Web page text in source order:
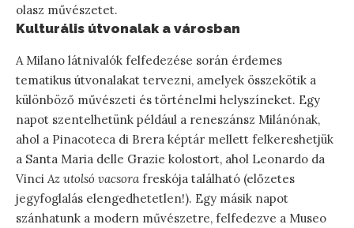
olasz művészetet.
Kulturális útvonalak a városban
A Milano látnivalók felfedezése során érdemes
tematikus útvonalakat tervezni, amelyek összekötik a
különböző művészeti és történelmi helyszíneket. Egy
napot szentelhetünk például a reneszánsz Milánónak,
ahol a Pinacoteca di Brera képtár mellett felkereshetjük
a Santa Maria delle Grazie kolostort, ahol Leonardo da
Vinci Az utolsó vacsora freskója található (előzetes
jegyfoglalás elengedhetetlen!). Egy másik napot
szánhatunk a modern művészetre, felfedezve a Museo